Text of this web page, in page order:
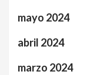
mayo 2024
abril 2024
marzo 2024